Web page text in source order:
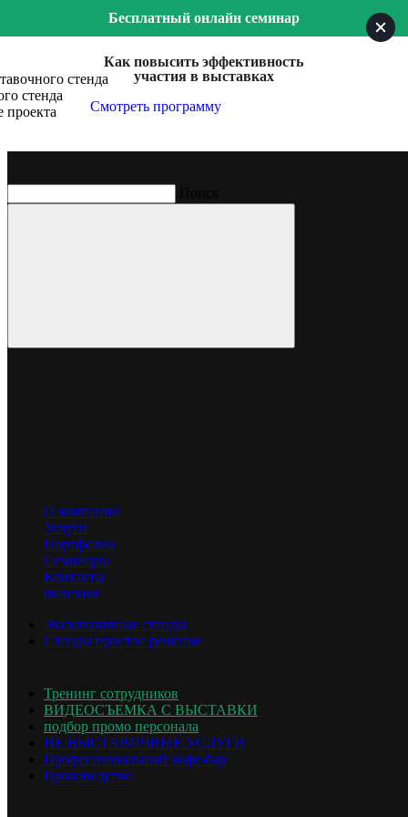
Бесплатный онлайн семинар
Как повысить эффективность
участия в выставках
Смотреть программу
О компании
Услуги
Портфолио
Семинары
Контакты
полезное
Эксклюзивные стенды
Стенды простое решение
Тренинг сотрудников
ВИДЕОСЪЕМКА С ВЫСТАВКИ
подбор промо персонала
НЕ ВЫСТАВОЧНЫЕ УСЛУГИ
Профессиональный кофе-бар
Производство
Просторный стенд, выполненный в фирменных цветах
компании, притягивает взгляд
стенда
стенда
проекта